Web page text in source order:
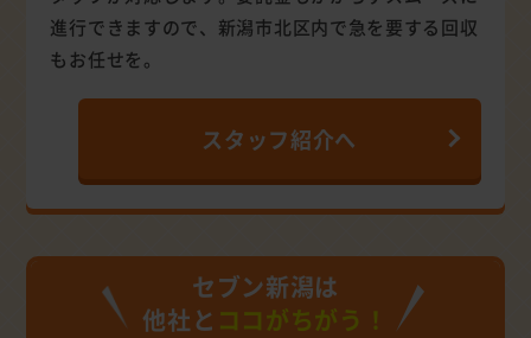
進行できますので、新潟市北区内で急を要する回収
もお任せを。
スタッフ紹介へ
セブン新潟は
他社と ココがちがう！